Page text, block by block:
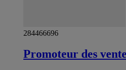
284466696
Promoteur des